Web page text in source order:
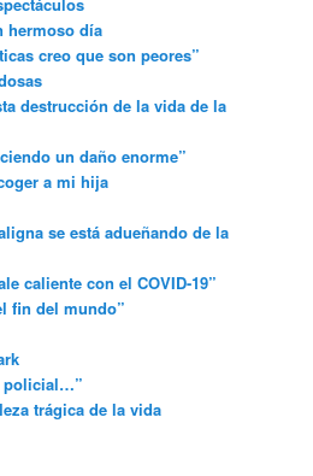
hermoso día
creo que son peores”
destrucción de la vida de la
un daño enorme”
a mi hija
se está adueñando de la
caliente con el COVID-19”
fin del mundo”
policial…”
trágica de la vida